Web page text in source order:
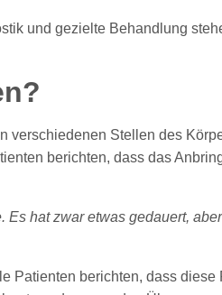
verschiedenen Stellen des
berichten, dass das
hat zwar etwas gedauert,
Patienten berichten, dass